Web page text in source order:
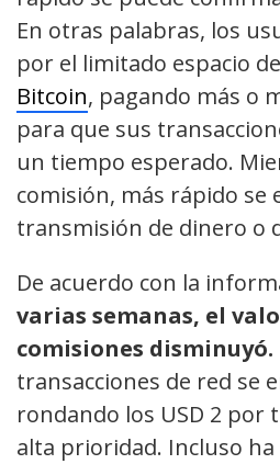
En otras palabras, los
por el limitado espacio
Bitcoin, pagando más o
para que sus
un tiempo esperado.
comisión, más rápido se
transmisión de dinero o
De acuerdo con la
varias semanas, el
comisiones disminuyó.
transacciones de red se
rondando los USD 2 por
alta prioridad. Incluso ha